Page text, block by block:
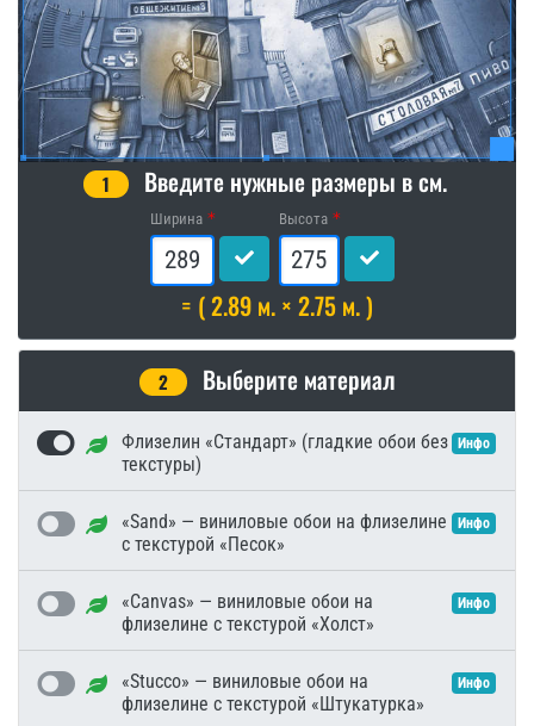
1 Введите нужные размеры в см.
Ширина Высота
= ( 2.89 м. × 2.75 м. )
2 Выберите материал
Флизелин «Стандарт» (гладкие обои без
текстуры)
Инфо
«Sand» — виниловые обои на флизелине
с текстурой «Песок»
Инфо
«Canvas» — виниловые обои на
флизелине с текстурой «Холст»
Инфо
«Stucco» — виниловые обои на
флизелине с текстурой «Штукатурка»
Инфо